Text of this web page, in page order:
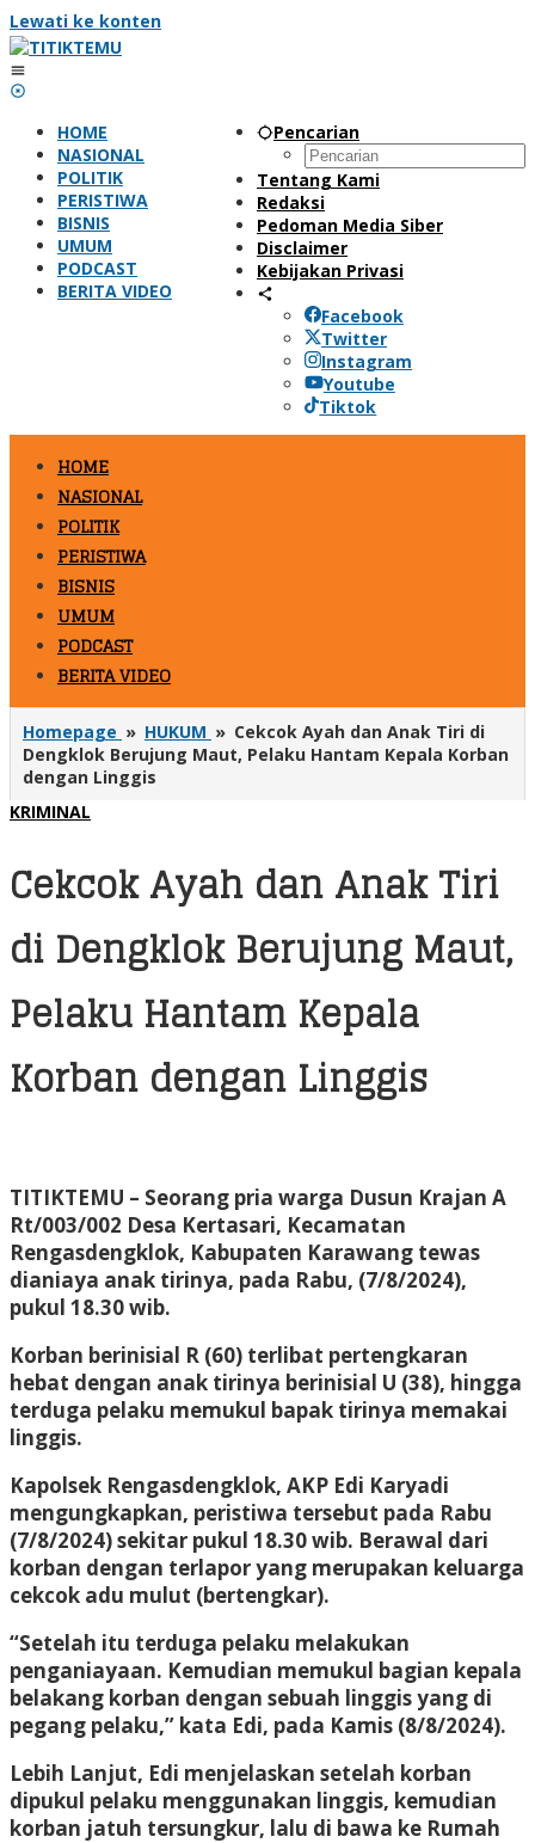
Lewati ke konten
Pencarian
Tentang Kami
Redaksi
Pedoman Media Siber
Disclaimer
Kebijakan Privasi
Facebook
Twitter
Instagram
Youtube
Tiktok
HOME
NASIONAL
POLITIK
PERISTIWA
BISNIS
UMUM
PODCAST
BERITA VIDEO
HOME
NASIONAL
POLITIK
PERISTIWA
BISNIS
UMUM
PODCAST
BERITA VIDEO
Homepage » HUKUM » Cekcok Ayah dan Anak Tiri di
Dengklok Berujung Maut, Pelaku Hantam Kepala Korban
dengan Linggis
KRIMINAL
Cekcok Ayah dan Anak Tiri
di Dengklok Berujung Maut,
Pelaku Hantam Kepala
Korban dengan Linggis
TITIKTEMU – Seorang pria warga Dusun Krajan A
Rt/003/002 Desa Kertasari, Kecamatan
Rengasdengklok, Kabupaten Karawang tewas
dianiaya anak tirinya, pada Rabu, (7/8/2024),
pukul 18.30 wib.
Korban berinisial R (60) terlibat pertengkaran
hebat dengan anak tirinya berinisial U (38), hingga
terduga pelaku memukul bapak tirinya memakai
linggis.
Kapolsek Rengasdengklok, AKP Edi Karyadi
mengungkapkan, peristiwa tersebut pada Rabu
(7/8/2024) sekitar pukul 18.30 wib. Berawal dari
korban dengan terlapor yang merupakan keluarga
cekcok adu mulut (bertengkar).
“Setelah itu terduga pelaku melakukan
penganiayaan. Kemudian memukul bagian kepala
belakang korban dengan sebuah linggis yang di
pegang pelaku,” kata Edi, pada Kamis (8/8/2024).
Lebih Lanjut, Edi menjelaskan setelah korban
dipukul pelaku menggunakan linggis, kemudian
korban jatuh tersungkur, lalu di bawa ke Rumah